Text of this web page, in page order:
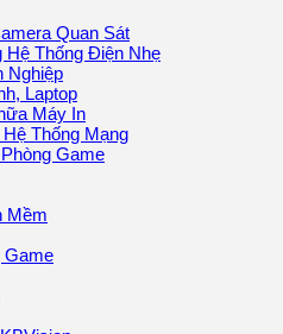
Quan Sát
Hệ Thống Điện Nhẹ
Nghiệp
Laptop
Máy In
Thống Mạng
Game
Mềm
Game